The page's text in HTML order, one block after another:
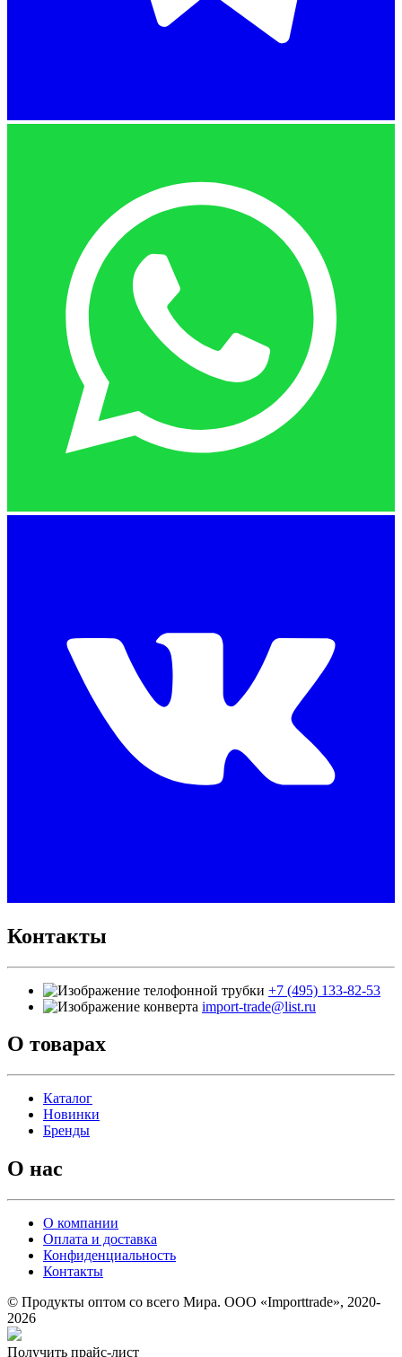
Контакты
+7 (495) 133-82-53
import-trade@list.ru
О товарах
Каталог
Новинки
Бренды
О нас
О компании
Оплата и доставка
Конфиденциальность
Контакты
© Продукты оптом со всего Мира. ООО «Importtrade», 2020-
2026
Получить прайс-лист